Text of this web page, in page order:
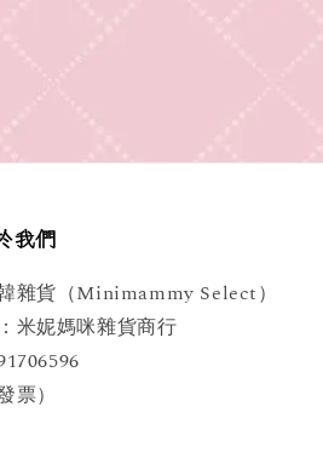
我們
雜貨（Minimammy Select）
米妮媽咪雜貨商行
票）